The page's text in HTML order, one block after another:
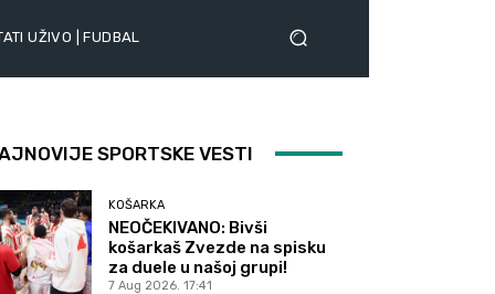
UŽIVO | FUDBAL
SPORTSKE VESTI
KOŠARKA
NEOČEKIVANO: Bivši
košarkaš Zvezde na spisku
za duele u našoj grupi!
7 Aug 2026. 17:41